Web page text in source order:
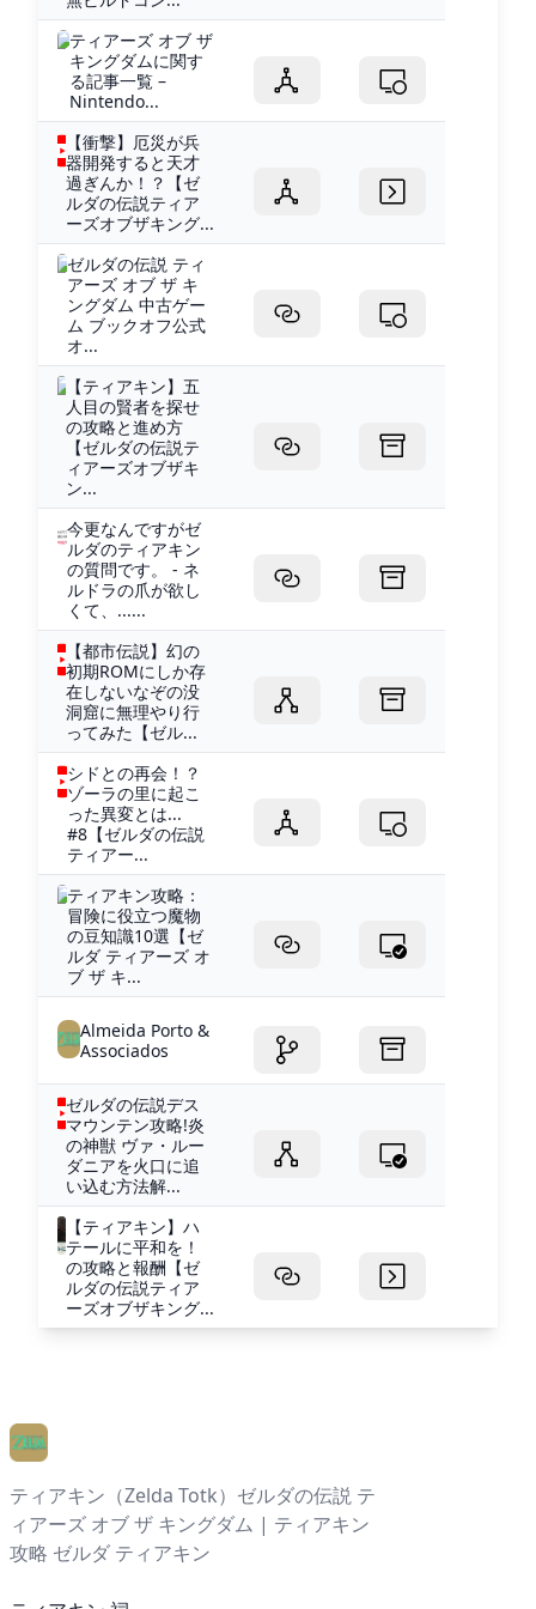
ティアーズ オブ ザ
キングダムに関す
る記事一覧 –
Nintendo...
【衝撃】厄災が兵
器開発すると天才
過ぎんか！？【ゼ
ルダの伝説ティア
ーズオブザキング...
ゼルダの伝説 ティ
アーズ オブ ザ キ
ングダム 中古ゲー
ム ブックオフ公式
オ...
【ティアキン】五
人目の賢者を探せ
の攻略と進め方
【ゼルダの伝説テ
ィアーズオブザキ
ン...
今更なんですがゼ
ルダのティアキン
の質問です。 - ネ
ルドラの爪が欲し
くて、......
【都市伝説】幻の
初期ROMにしか存
在しないなぞの没
洞窟に無理やり行
ってみた【ゼル...
シドとの再会！？
ゾーラの里に起こ
った異変とは...
#8【ゼルダの伝説
ティアー...
ティアキン攻略：
冒険に役立つ魔物
の豆知識10選【ゼ
ルダ ティアーズ オ
ブ ザ キ...
Almeida Porto &
Associados
ゼルダの伝説デス
マウンテン攻略!炎
の神獣 ヴァ・ルー
ダニアを火口に追
い込む方法解...
【ティアキン】ハ
テールに平和を！
の攻略と報酬【ゼ
ルダの伝説ティア
ーズオブザキング...
ティアキン（Zelda Totk）ゼルダの伝説 テ
ィアーズ オブ ザ キングダム | ティアキン
攻略 ゼルダ ティアキン